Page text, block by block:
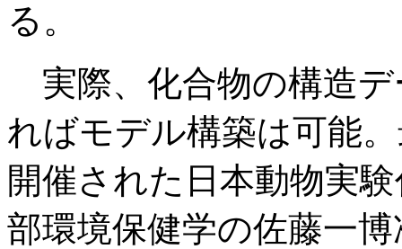
る。
実際、化合物の構造
ればモデル構築は可能
開催された日本動物実
部環境保健学の佐藤一